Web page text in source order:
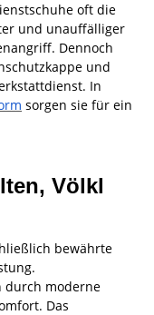
oft die
und unauffälliger
Dennoch
und
In
sorgen sie für ein
Völkl
bewährte
durch moderne
Das